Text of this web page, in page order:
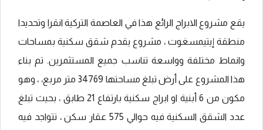
يقع مشروع الابراج الرائع هذا في العاصمة التركية انقرا وتحديدا
منطقة إيتيمسغوت ، مشروع يقدم شقق سكنية بمساحات
وانماط مختلفة وواسعة تناسب جميع المستثمرين. تم بناء
هذا المشروع على أرض تبلغ مساحتها 34769 متر مربع، ، وهو
مكون من 6 أبنية او ابراج سكنية بارتفاع 21 طابق ، بحيث تبلغ
عدد الشقق السكنية فيه حوالي 575 عقار سكن ، تتواجد فيه